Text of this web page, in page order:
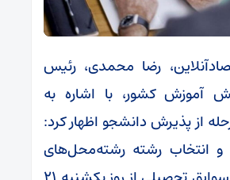
رضا محمدی، رئیس
آموزش کشور، با اشاره به
از پذیرش دانشجو اظهار کرد:
و انتخاب رشته رشته‌محل‌های